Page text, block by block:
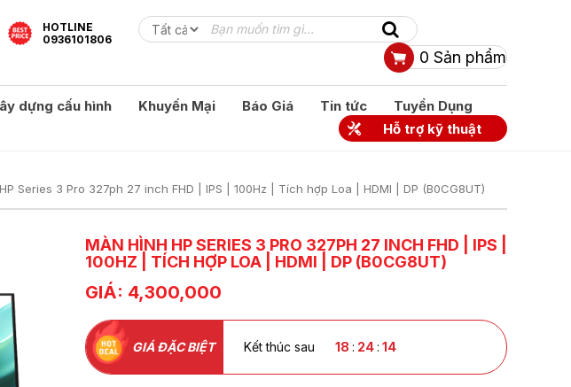
HOTLINE
0936101806
0 Sản phẩm
dựng cấu hình Khuyến Mại Báo Giá Tin tức
Tuyển Dụng
Hỗ trợ kỹ thuật
Series 3 Pro 327ph 27 inch FHD | IPS | 100Hz | Tích hợp Loa | HDMI | DP (B0CG8UT)
MÀN HÌNH HP SERIES 3 PRO 327PH 27 INCH FHD | IPS |
100HZ | TÍCH HỢP LOA | HDMI | DP (B0CG8UT)
GIÁ: 4,300,000
GIÁ ĐẶC BIỆT Kết thúc sau 18 : 24 : 13